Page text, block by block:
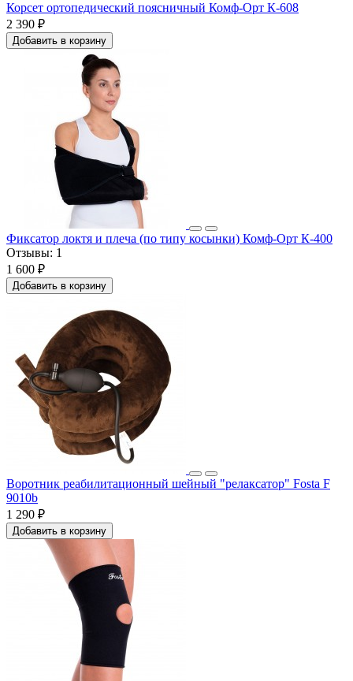
Корсет ортопедический поясничный Комф-Орт К-608
2 390 ₽
Добавить в корзину
Фиксатор локтя и плеча (по типу косынки) Комф-Орт К-400
Отзывы: 1
1 600 ₽
Добавить в корзину
Воротник реабилитационный шейный "релаксатор" Fosta F
9010b
1 290 ₽
Добавить в корзину